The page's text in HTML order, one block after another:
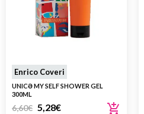
Enrico Coveri
UNICƏ MY SELF SHOWER GEL
300ML
6,60€ 5,28€